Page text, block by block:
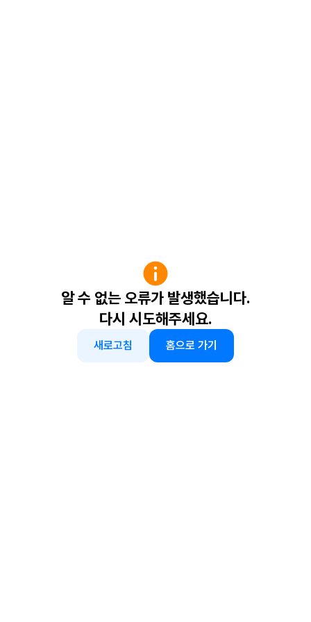
알 수 없는 오류가 발생했습니다.
다시 시도해주세요.
새로고침 홈으로 가기